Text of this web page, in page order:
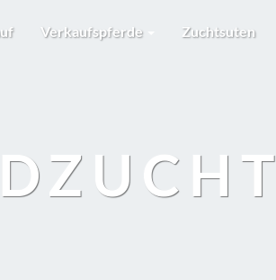
Verkaufspferde Zuchtsuten